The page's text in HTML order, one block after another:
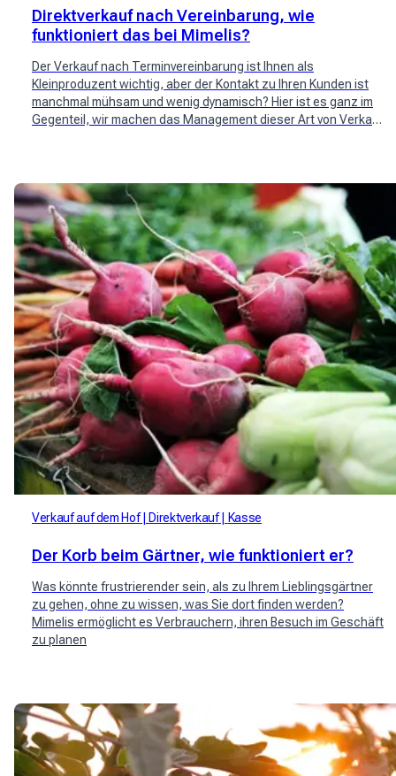
Direktverkauf nach Vereinbarung, wie
funktioniert das bei Mimelis?
Der Verkauf nach Terminvereinbarung ist Ihnen als
Kleinproduzent wichtig, aber der Kontakt zu Ihren Kunden ist
manchmal mühsam und wenig dynamisch? Hier ist es ganz im
Gegenteil, wir machen das Management dieser Art von Verkauf
Verkauf auf dem Hof Direktverkauf Kasse
Der Korb beim Gärtner, wie funktioniert er?
Was könnte frustrierender sein, als zu Ihrem Lieblingsgärtner
zu gehen, ohne zu wissen, was Sie dort finden werden?
Mimelis ermöglicht es Verbrauchern, ihren Besuch im Geschäft
zu planen